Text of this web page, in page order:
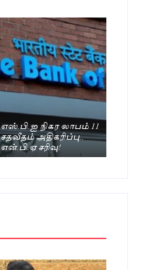
எஸ்.பி.ஐ நிகர லாபம் 11
சதவீதம் அதிகரிப்பு..
என்.பி.ஏ சரிவு!